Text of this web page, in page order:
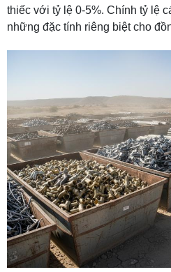
thiếc với tỷ lệ 0-5%. Chính tỷ lệ
những đặc tính riêng biệt cho